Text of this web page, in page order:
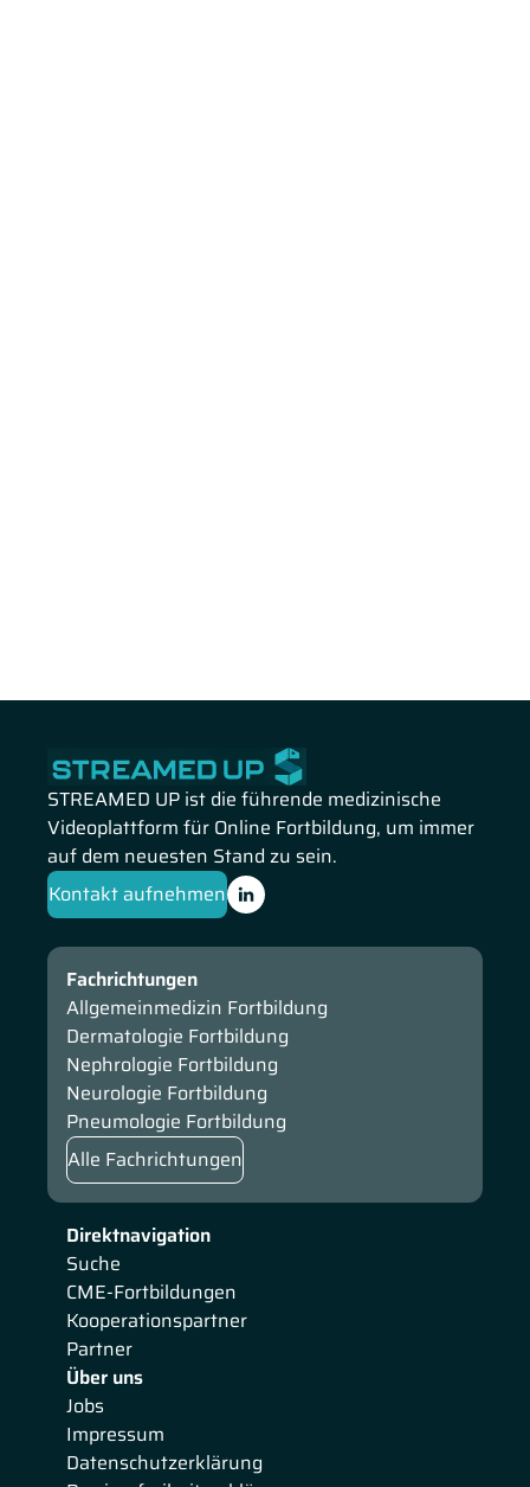
STREAMED UP ist die führende medizinische
Videoplattform für Online Fortbildung, um immer
auf dem neuesten Stand zu sein.
Kontakt aufnehmen
Direktnavigation
Suche
CME-Fortbildungen
Kooperationspartner
Partner
Über uns
Jobs
Impressum
Datenschutzerklärung
Fachrichtungen
Allgemeinmedizin Fortbildung
Dermatologie Fortbildung
Nephrologie Fortbildung
Neurologie Fortbildung
Pneumologie Fortbildung
Alle Fachrichtungen